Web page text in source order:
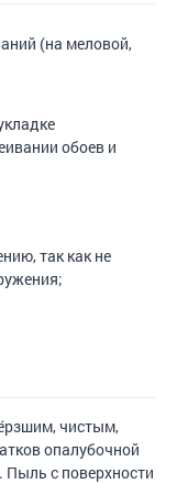
(на меловой,
обоев и
так как не
чистым,
опалубочной
с поверхности